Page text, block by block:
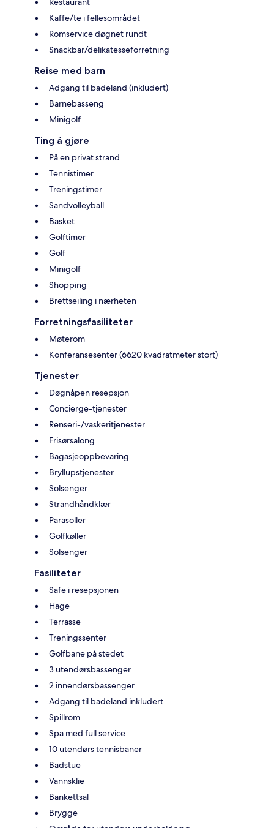
Kaffe/te i fellesområdet
Romservice døgnet rundt
Snackbar/delikatesseforretning
Reise med barn
Adgang til badeland (inkludert)
Barnebasseng
Minigolf
Ting å gjøre
På en privat strand
Tennistimer
Treningstimer
Sandvolleyball
Basket
Golftimer
Golf
Minigolf
Shopping
Brettseiling i nærheten
Forretningsfasiliteter
Møterom
Konferansesenter (6620 kvadratmeter stort)
Tjenester
Døgnåpen resepsjon
Concierge-tjenester
Renseri-/vaskeritjenester
Frisørsalong
Bagasjeoppbevaring
Bryllupstjenester
Solsenger
Strandhåndklær
Parasoller
Golfkøller
Solsenger
Fasiliteter
Safe i resepsjonen
Hage
Terrasse
Treningssenter
Golfbane på stedet
3 utendørsbassenger
2 innendørsbassenger
Adgang til badeland inkludert
Spillrom
Spa med full service
10 utendørs tennisbaner
Badstue
Vannsklie
Bankettsal
Brygge